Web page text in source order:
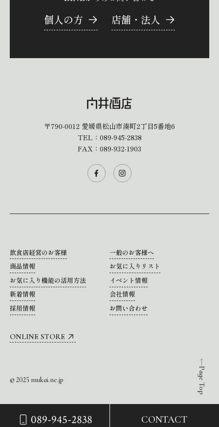
089-945-2838 CONTACT
Page Top
個人の方 店舗・法人
〒790-0012 愛媛県松山市湊町2丁目5番地6
TEL： 089-945-2838
FAX：089-932-1903
飲食店経営のお客様
一般のお客様へ
商品情報
お気に入りリスト
お気に入り機能の活用方法
イベント情報
新着情報
会社情報
採用情報
お問い合わせ
ONLINE STORE
© 2025 mukai.ne.jp